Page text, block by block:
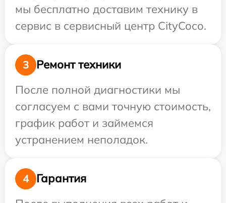
мы бесплатно доставим технику в
сервис в сервисный центр CityCoco.
3
Ремонт техники
После полной диагностики мы
согласуем с вами точную стоимость,
график работ и займемся
устранением неполадок.
4
Гарантия